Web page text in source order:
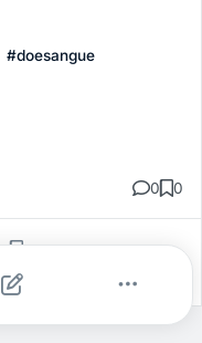
#doesangue
0 0
Salvar